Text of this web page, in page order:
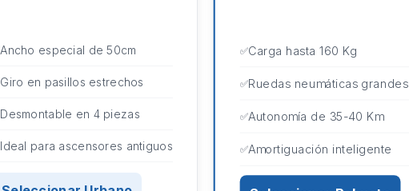
Ancho especial de 50cm
Giro en pasillos estrechos
Desmontable en 4 piezas
Ideal para ascensores antiguos
Carga hasta 160 Kg
Ruedas neumáticas grandes
Autonomía de 35-40 Km
Amortiguación inteligente